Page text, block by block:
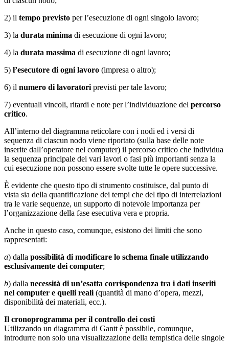
2) il tempo previsto per l’esecuzione di ogni singolo lavoro;
3) la durata minima di esecuzione di ogni lavoro;
4) la durata massima di esecuzione di ogni lavoro;
5) l’esecutore di ogni lavoro (impresa o altro);
6) il numero di lavoratori previsti per tale lavoro;
7) eventuali vincoli, ritardi e note per l’individuazione del percorso
critico.
All’interno del diagramma reticolare con i nodi ed i versi di
sequenza di ciascun nodo viene riportato (sulla base delle note
inserite dall’operatore nel computer) il percorso critico che individua
la sequenza principale dei vari lavori o fasi più importanti senza la
cui esecuzione non possono essere svolte tutte le opere successive.
È evidente che questo tipo di strumento costituisce, dal punto di
vista sia della quantificazione dei tempi che del tipo di interrelazioni
tra le varie sequenze, un supporto di notevole importanza per
l’organizzazione della fase esecutiva vera e propria.
Anche in questo caso, comunque, esistono dei limiti che sono
rappresentati:
a) dalla possibilità di modificare lo schema finale utilizzando
esclusivamente dei computer;
b) dalla necessità di un’esatta corrispondenza tra i dati inseriti
nel computer e quelli reali (quantità di mano d’opera, mezzi,
disponibilità dei materiali, ecc.).
Il cronoprogramma per il controllo dei costi
Utilizzando un diagramma di Gantt è possibile, comunque,
introdurre non solo una visualizzazione della tempistica delle singole